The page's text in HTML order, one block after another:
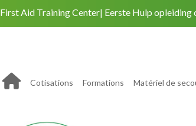
First Aid Training Center Eerste Hulp opleiding
Cotisations Formations Matériel de